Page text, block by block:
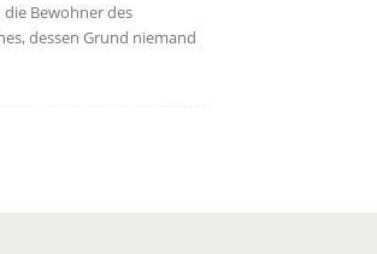
Bewohner des
dessen Grund niemand